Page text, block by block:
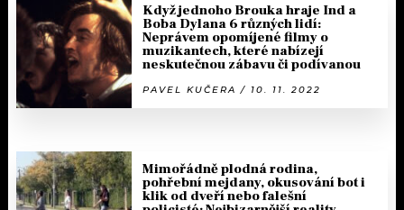
Když jednoho Brouka hraje Ind a
Boba Dylana 6 různých lidí:
Neprávem opomíjené filmy o
muzikantech, které nabízejí
neskutečnou zábavu či podívanou
PAVEL KUČERA / 10. 11. 2022
Mimořádně plodná rodina,
pohřební mejdany, okusování bot i
klik od dveří nebo falešní